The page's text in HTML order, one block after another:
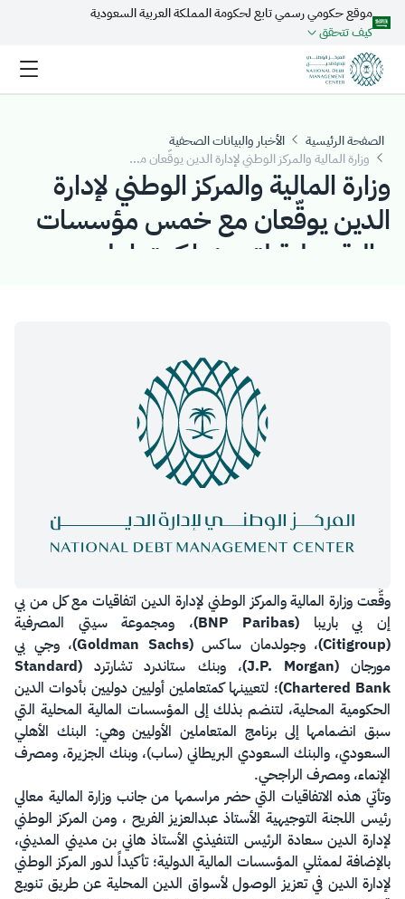
تخطي إلى المحتوى الرئيسي
موقع حكومي رسمي تابع لحكومة المملكة العربية السعودية
كيف تتحقق
الصفحة الرئيسية
الأخبار والبيانات الصحفية
وزارة المالية والمركز الوطني لإدارة الدين يوقّعان مع خمس مؤسسات مالية دولية لتعيينها كمتعاملين أوليين بأدوات الدين الحكومية المحلية
وزارة المالية والمركز الوطني لإدارة
الدين يوقّعان مع خمس مؤسسات
مالية دولية لتعيينها كمتعاملين
​​​وقَّعت وزارة المالية والمركز الوطني لإدارة الدين اتفاقيات مع كل من بي
إن بي باريبا (BNP Paribas)
، ومجموعة سيتي المصرفية
(Citigroup)
، وجولدمان ساكس(Goldman Sachs)
، وجي بي
مورجان(J.P. Morgan) ، وبنك ستاندرد تشارترد (
Standard
Chartered Bank
)؛ لتعيينها كمتعاملين أوليين دوليين بأدوات الدين
الحكومية المحلية، لتنضم بذلك إلى المؤسسات المالية المحلية التي
سبق انضمامها إلى برنامج المتعاملين الأوليين وهي: البنك الأهلي
السعودي، والبنك السعودي البريطاني (ساب)، وبنك الجزيرة، ومصرف
الإنماء، ومصرف الراجحي.
وتأتي هذه الاتفاقيات التي حضر مراسمها من جانب وزارة المالية معالي
رئيس اللجنة التوجيهية الأستاذ عبدالعزيز الفريح ، ومن المركز الوطني
لإدارة الدين سعادة الرئيس التنفيذي الأستاذ هاني بن مديني المديني،
بالإضافة لممثلي المؤسسات المالية الدولية؛ تأكيداً لدور المركز الوطني
لإدارة الدين في تعزيز الوصول لأسواق الدين المحلية عن طريق تنويع